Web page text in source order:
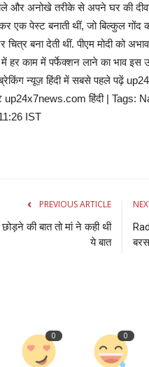
और अनोखे तरीके से अपने घर की
पेस्ट बनाती थीं, जो बिल्कुल गोंद
बना देती थीं. पीएम मोदी को
में हर काम में पर्फेक्शन लाने का भाव
न्यूज़ हिंदी में सबसे पहले पढ़ें
up24x7news.com हिंदी |
IST
PREVIOUS ARTICLE
की बात तो मां ने कही थी
ये बात
0 0
दिन में 10 गुना रिटर्न!